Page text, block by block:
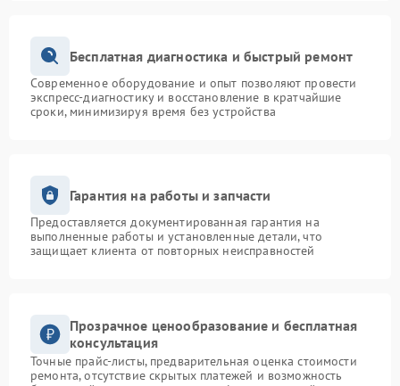
Бесплатная диагностика и быстрый ремонт
Современное оборудование и опыт позволяют провести
экспресс-диагностику и восстановление в кратчайшие
сроки, минимизируя время без устройства
Гарантия на работы и запчасти
Предоставляется документированная гарантия на
выполненные работы и установленные детали, что
защищает клиента от повторных неисправностей
Прозрачное ценообразование и бесплатная
консультация
Точные прайс-листы, предварительная оценка стоимости
ремонта, отсутствие скрытых платежей и возможность